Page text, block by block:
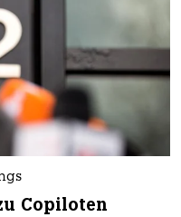
Copiloten